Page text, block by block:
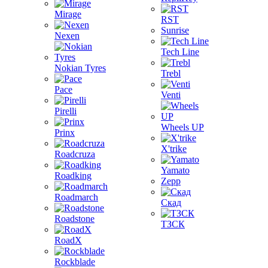
Mirage
Nexen
Nokian Tyres
Pace
Pirelli
Prinx
Roadcruza
Roadking
Roadmarch
Roadstone
RoadX
Rockblade
RST
Sunrise
Tech Line
Trebl
Venti
Wheels UP
X'trike
Yamato
Zepp
Скад
ТЗСК